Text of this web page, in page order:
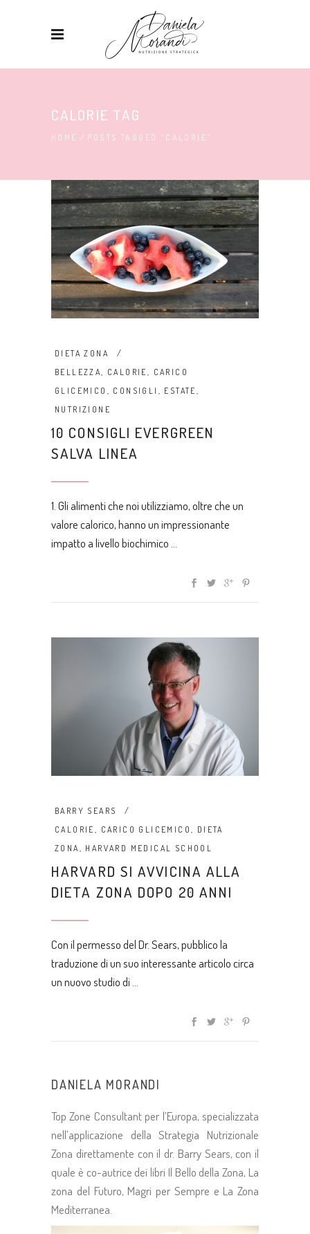
CALORIE TAG
HOME / POSTS TAGGED "CALORIE"
DIETA ZONA
BELLEZZA
CALORIE
CARICO
GLICEMICO
CONSIGLI ESTATE
NUTRIZIONE
10 CONSIGLI EVERGREEN
SALVA LINEA
1. Gli alimenti che noi utilizziamo, oltre che un
valore calorico, hanno un impressionante
impatto a livello biochimico
BARRY SEARS
CALORIE
CARICO GLICEMICO
DIETA
ZONA
HARVARD MEDICAL SCHOOL
HARVARD SI AVVICINA ALLA
DIETA ZONA DOPO 20 ANNI
Con il permesso del Dr. Sears, pubblico la
traduzione di un suo interessante articolo circa
un nuovo studio di
DANIELA MORANDI
Top Zone Consultant per l’Europa, specializzata
nell’applicazione della Strategia Nutrizionale
Zona direttamente con il dr. Barry Sears, con il
quale è co-autrice dei libri Il Bello della Zona, La
zona del Futuro, Magri per Sempre e La Zona
Mediterranea.